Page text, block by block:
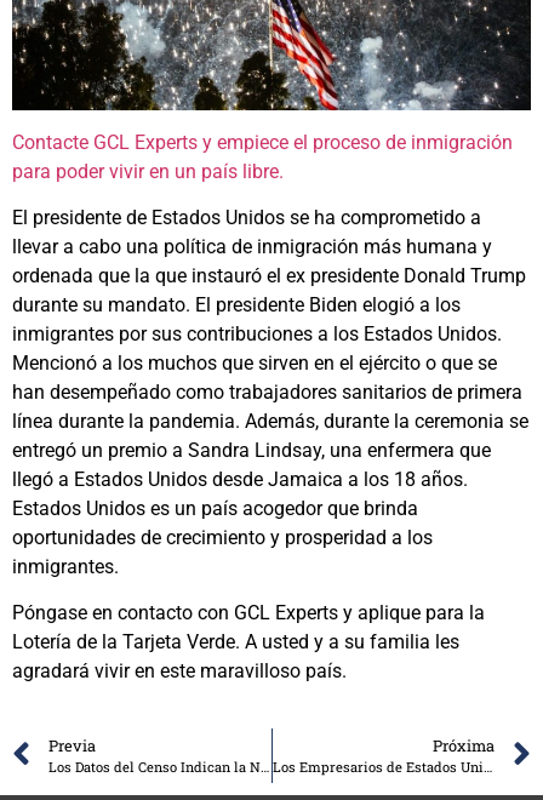
Contacte GCL Experts y empiece el proceso de inmigración
para poder vivir en un país libre.
El presidente de Estados Unidos se ha comprometido a
llevar a cabo una política de inmigración más humana y
ordenada que la que instauró el ex presidente Donald Trump
durante su mandato. El presidente Biden elogió a los
inmigrantes por sus contribuciones a los Estados Unidos.
Mencionó a los muchos que sirven en el ejército o que se
han desempeñado como trabajadores sanitarios de primera
línea durante la pandemia. Además, durante la ceremonia se
entregó un premio a Sandra Lindsay, una enfermera que
llegó a Estados Unidos desde Jamaica a los 18 años.
Estados Unidos es un país acogedor que brinda
oportunidades de crecimiento y prosperidad a los
inmigrantes.
Póngase en contacto con GCL Experts y aplique para la
Lotería de la Tarjeta Verde. A usted y a su familia les
agradará vivir en este maravilloso país.
Previa
Los Datos del Censo Indican la Necesidad de Incrementar la Inmigración en Estados Unidos
Próxima
Los Empresarios de Estados Unidos Buscan Atraer a los Trabajadores con Mejores Salarios